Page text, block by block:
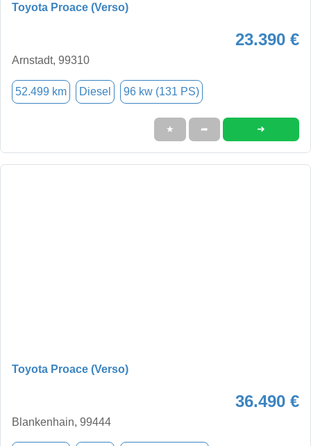
Toyota Proace (Verso)
23.390 €
Arnstadt, 99310
52.499 km Diesel 96 kw (131 PS)
★ ➦ ➜
Toyota Proace (Verso)
36.490 €
Blankenhain, 99444